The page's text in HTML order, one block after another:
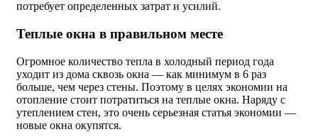
потребует определенных затрат и усилий.
Теплые окна в правильном месте
Огромное количество тепла в холодный период года
уходит из дома сквозь окна — как минимум в 6 раз
больше, чем через стены. Поэтому в целях экономии на
отопление стоит потратиться на теплые окна. Наряду с
утеплением стен, это очень серьезная статья экономии —
новые окна окупятся.